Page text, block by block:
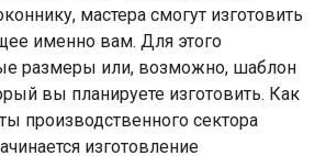
мастера смогут изготовить
именно вам. Для этого
размеры или, возможно, шаблон
вы планируете изготовить. Как
производственного сектора
изготовление